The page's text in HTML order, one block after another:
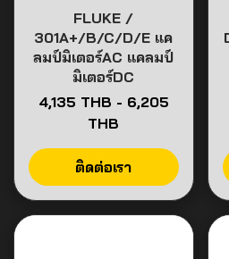
FLUKE /
301A+/B/C/D/E แค
ลมป์มิเตอร์AC แคลมป์
มิเตอร์DC
4,135 THB - 6,205
THB
ติดต่อเรา